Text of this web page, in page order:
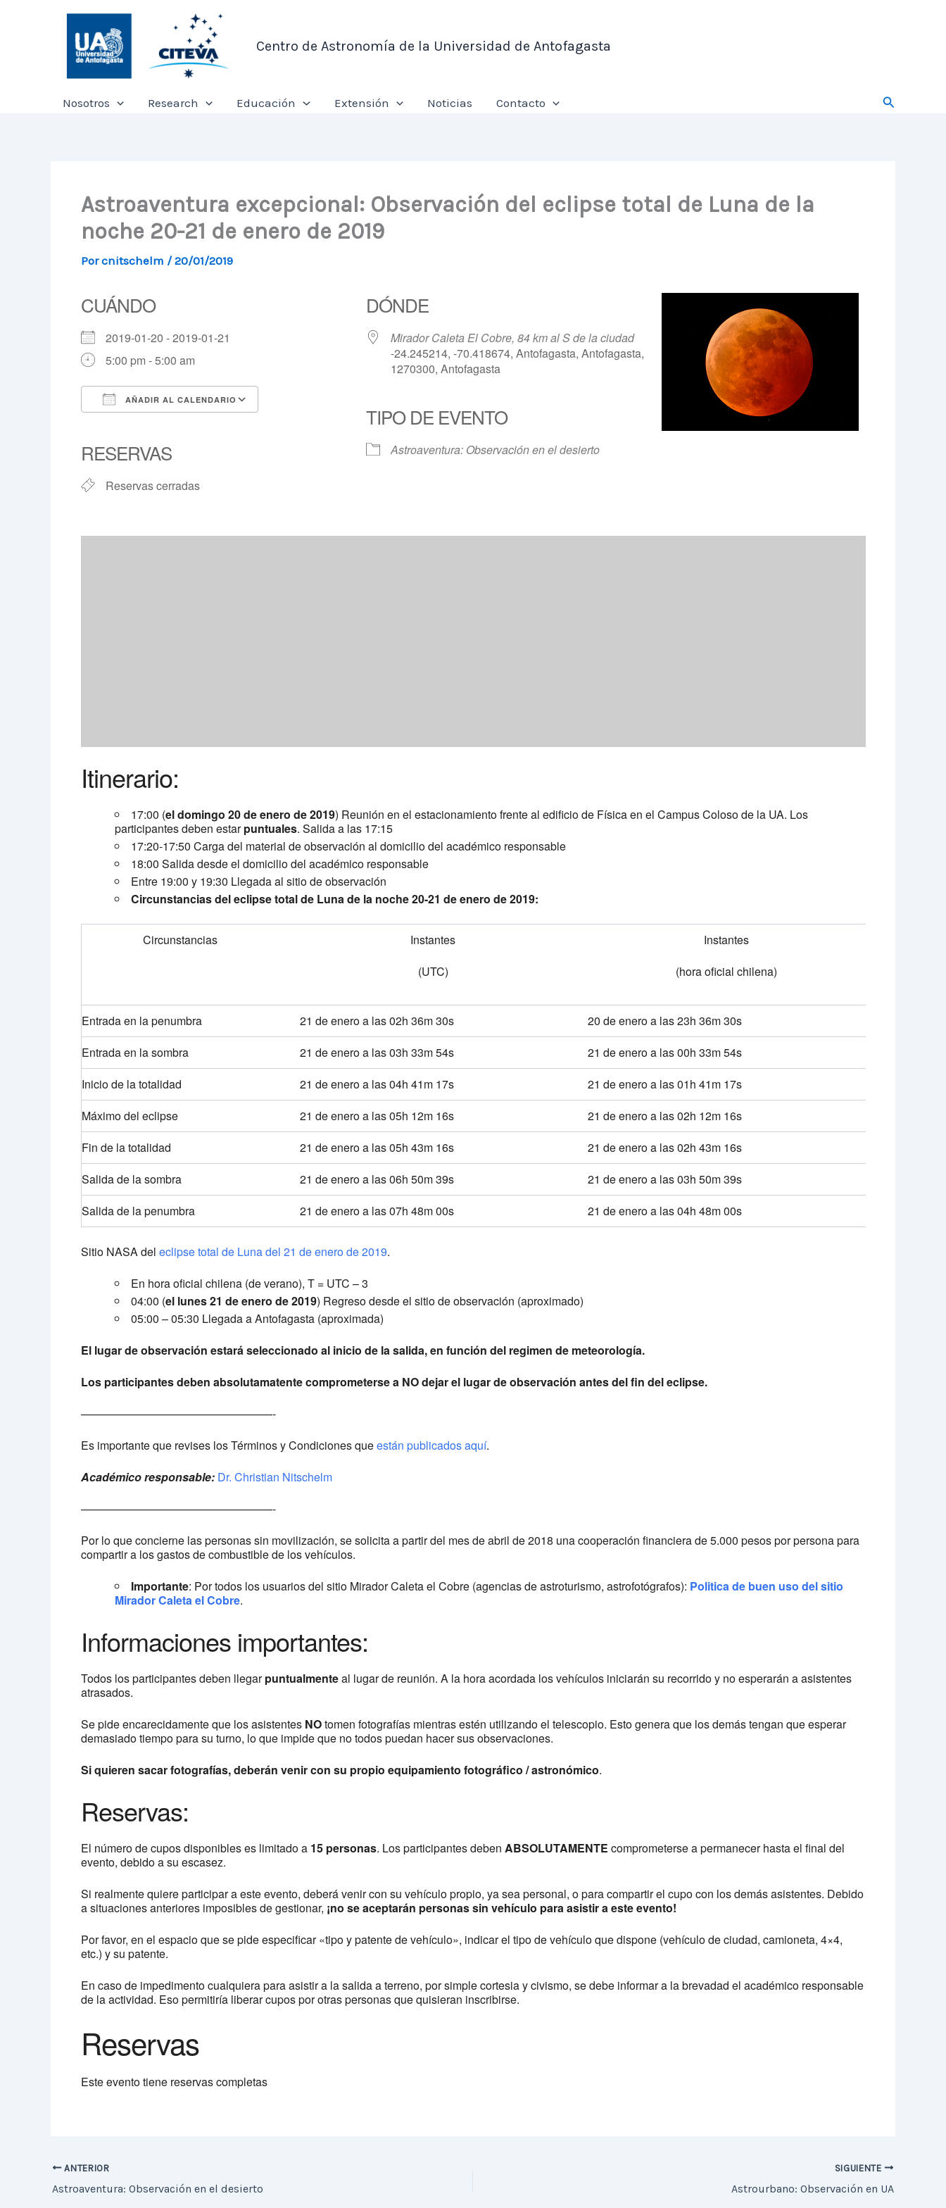
Centro de Astronomía de la Universidad de Antofagasta
Nosotros Research Educación Extensión Noticias Contacto Buscar
Astroaventura excepcional: Observación del eclipse total de Luna de la
noche 20-21 de enero de 2019
Porcnitschelm /20/01/2019
CUÁNDO
2019-01-20 - 2019-01-21
5:00 pm - 5:00 am
AÑADIR AL CALENDARIO
iCalendar
RESERVAS
Reservas cerradas
DÓNDE
Mirador Caleta El Cobre, 84 km al S de la ciudad
-24.245214, -70.418674, Antofagasta, Antofagasta,
1270300, Antofagasta
TIPO DE EVENTO
Astroaventura: Observación en el desierto
Itinerario:
17:00 (el domingo 20 de enero de 2019) Reunión en el estacionamiento frente al edificio de Física en el Campus Coloso de la UA. Los
participantes deben estarpuntuales. Salida a las 17:15
17:20-17:50 Carga del material de observación al domicilio del académico responsable
18:00 Salida desde el domicilio del académico responsable
Entre 19:00 y 19:30 Llegada al sitio de observación
Circunstancias del eclipse total de Luna de la noche 20-21 de enero de 2019:
Circunstancias
Instantes
(UTC)
Instantes
(hora oficial chilena)
Entrada en la penumbra 21 de enero a las 02h 36m 30s
20 de enero a las 23h 36m 30s
Entrada en la sombra
21 de enero a las 03h 33m 54s
21 de enero a las 00h 33m 54s
Inicio de la totalidad
21 de enero a las 04h 41m 17s
21 de enero a las 01h 41m 17s
Máximo del eclipse
21 de enero a las 05h 12m 16s
21 de enero a las 02h 12m 16s
Fin de la totalidad
21 de enero a las 05h 43m 16s
21 de enero a las 02h 43m 16s
Salida de la sombra
21 de enero a las 06h 50m 39s
21 de enero a las 03h 50m 39s
Salida de la penumbra
21 de enero a las 07h 48m 00s 21 de enero a las 04h 48m 00s
Sitio NASA del eclipse total de Luna del 21 de enero de 2019.
En hora oficial chilena (de verano), T = UTC – 3
04:00 (el lunes 21 de enero de 2019) Regreso desde el sitio de observación (aproximado)
05:00 – 05:30 Llegada a Antofagasta (aproximada)
El lugar de observación estará seleccionado al inicio de la salida, en función del regimen de meteorología.
Los participantes deben absolutamatente comprometerse a NO dejar el lugar de observación antes del fin del eclipse.
—————————————————-
Es importante que revises los Términos y Condiciones queestán publicados aquí.
Académico responsable: Dr. Christian Nitschelm
—————————————————-
Por lo que concierne las personas sin movilización, se solicita a partir del mes de abril de 2018 una cooperación financiera de 5.000 pesos por persona para
compartir a los gastos de combustible de los vehículos.
Importante: Por todos los usuarios del sitio Mirador Caleta el Cobre (agencias de astroturismo, astrofotógrafos): Politica de buen uso del sitio
Mirador Caleta el Cobre.
Informaciones importantes:
Todos los participantes deben llegarpuntualmenteal lugar de reunión. A la hora acordada los vehículos iniciarán su recorrido y no esperarán a asistentes
atrasados.
Se pide encarecidamente que los asistentes NOtomen fotografías mientras estén utilizando el telescopio. Esto genera que los demás tengan que esperar
demasiado tiempo para su turno, lo que impide que no todos puedan hacer sus observaciones.
Si quieren sacar fotografías, deberán venir con su propio equipamiento fotográfico / astronómico.
Reservas:
El número de cupos disponibles es limitado a 15 personas. Los participantes deben ABSOLUTAMENTE comprometerse a permanecer hasta el final del
evento, debido a su escasez.
Si realmente quiere participar a este evento, deberá venir con su vehículo propio, ya sea personal, o para compartir el cupo con los demás asistentes. Debido
a situaciones anteriores imposibles de gestionar, ¡no se aceptarán personas sin vehículo para asistir a este evento!
Por favor, en el espacio que se pide especificar «tipo y patente de vehículo», indicar el tipo de vehículo que dispone (vehículo de ciudad, camioneta, 4×4,
etc.) y su patente.
En caso de impedimento cualquiera para asistir a la salida a terreno, por simple cortesia y civismo, se debe informar a la brevadad el académico responsable
de la actividad. Eso permitiría liberar cupos por otras personas que quisieran inscribirse.
Reservas
Este evento tiene reservas completas
ANTERIOR
Astroaventura: Observación en el desierto
SIGUIENTE
Astrourbano: Observación en UA